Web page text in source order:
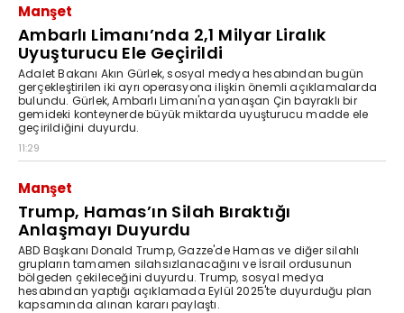
Manşet
Ambarlı Limanı’nda 2,1 Milyar Liralık
Uyuşturucu Ele Geçirildi
Adalet Bakanı Akın Gürlek, sosyal medya hesabından bugün
gerçekleştirilen iki ayrı operasyona ilişkin önemli açıklamalarda
bulundu. Gürlek, Ambarlı Limanı'na yanaşan Çin bayraklı bir
gemideki konteynerde büyük miktarda uyuşturucu madde ele
geçirildiğini duyurdu.
11:29
Manşet
Trump, Hamas’ın Silah Bıraktığı
Anlaşmayı Duyurdu
ABD Başkanı Donald Trump, Gazze'de Hamas ve diğer silahlı
grupların tamamen silahsızlanacağını ve İsrail ordusunun
bölgeden çekileceğini duyurdu. Trump, sosyal medya
hesabından yaptığı açıklamada Eylül 2025'te duyurduğu plan
kapsamında alınan kararı paylaştı.